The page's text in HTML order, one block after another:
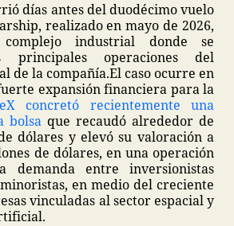
días antes del duodécimo vuelo
realizado en mayo de 2026,
industrial donde se
principales operaciones del
de la compañía.El caso ocurre en
expansión financiera para la
concretó recientemente una
bolsa que recaudó alrededor de
dólares y elevó su valoración a
de dólares, en una operación
demanda entre inversionistas
en medio del creciente
vinculadas al sector espacial y